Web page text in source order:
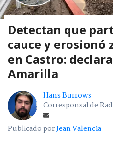
Detectan que
cauce y erosionó
en Castro:
Amarilla
Hans Burrows
Corresponsal de
Publicado porJean Valencia